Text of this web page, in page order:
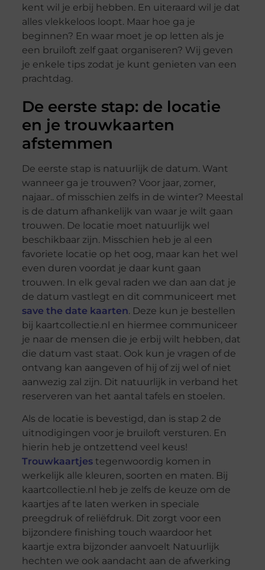
kent wil je erbij hebben. En uiteraard wil je dat
alles vlekkeloos loopt. Maar hoe ga je
beginnen? En waar moet je op letten als je
een bruiloft zelf gaat organiseren? Wij geven
je enkele tips zodat je kunt genieten van een
prachtdag.
De eerste stap: de locatie
en je trouwkaarten
afstemmen
De eerste stap is natuurlijk de datum. Want
wanneer ga je trouwen? Voor jaar, zomer,
najaar.. of misschien zelfs in de winter? Meestal
is de datum afhankelijk van waar je wilt gaan
trouwen. De locatie moet natuurlijk wel
beschikbaar zijn. Misschien heb je al een
favoriete locatie op het oog, maar kan het wel
even duren voordat je daar kunt gaan
trouwen. In elk geval raden we dan aan dat je
de datum vastlegt en dit communiceert met
save the date kaarten. Deze kun je bestellen
bij kaartcollectie.nl en hiermee communiceer
je naar de mensen die je erbij wilt hebben, dat
die datum vast staat. Ook kun je vragen of de
ontvang kan aangeven of hij of zij wel of niet
aanwezig zal zijn. Dit natuurlijk in verband het
reserveren van het aantal tafels en stoelen.
Als de locatie is bevestigd, dan is stap 2 de
uitnodigingen voor je bruiloft versturen. En
hierin heb je ontzettend veel keus!
Trouwkaartjestegenwoordig komen in
werkelijk alle kleuren, soorten en maten. Bij
kaartcollectie.nl heb je zelfs de keuze om de
kaartjes af te laten werken in speciale
preegdruk of reliëfdruk. Dit zorgt voor een
bijzondere finishing touch waardoor het
kaartje extra bijzonder aanvoelt Natuurlijk
hechten we ook aandacht aan de afwerking